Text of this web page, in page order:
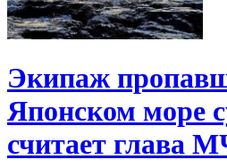
Экипаж
Японском море
считает глава